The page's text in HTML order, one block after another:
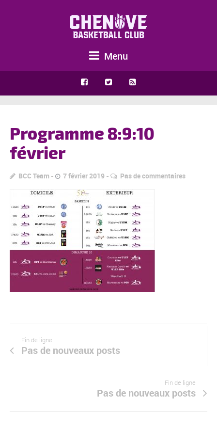
Menu
Programme 8:9:10
février
BCC Team 7 février 2019 Pas de commentaires
Fin de ligne
Pas de nouveaux posts
Fin de ligne
Pas de nouveaux posts